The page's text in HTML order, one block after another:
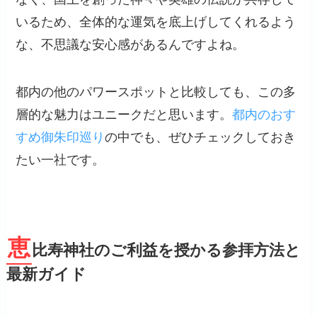
いるため、全体的な運気を底上げしてくれるよう
な、不思議な安心感があるんですよね。
都内の他のパワースポットと比較しても、この多
層的な魅力はユニークだと思います。都内のおす
すめ御朱印巡りの中でも、ぜひチェックしておき
たい一社です。
恵 比寿神社のご利益を授かる参拝方法と
最新ガイド